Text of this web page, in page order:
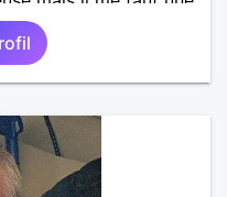
et qui aime le sexe